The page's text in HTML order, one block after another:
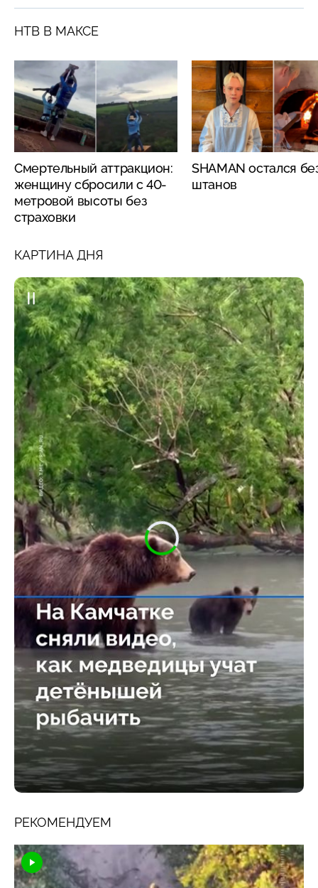
НТВ В МАКСЕ
Смертельный аттракцион:
женщину сбросили с 40-
метровой высоты без
страховки
SHAMAN остался
штанов
КАРТИНА ДНЯ
РЕКОМЕНДУЕМ